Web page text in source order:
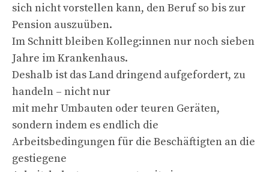
sich nicht vorstellen kann, den Beruf so bis zur
Pension auszuüben.
Im Schnitt bleiben Kolleg:innen nur noch sieben
Jahre im Krankenhaus.
Deshalb ist das Land dringend aufgefordert, zu
handeln – nicht nur
mit mehr Umbauten oder teuren Geräten,
sondern indem es endlich die
Arbeitsbedingungen für die Beschäftigten an die
gestiegene